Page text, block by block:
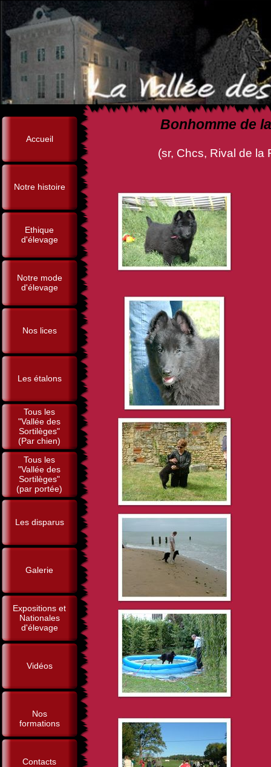
Accueil
Notre histoire
Ethique
d'élevage
Notre mode
d'élevage
Nos lices
Les étalons
Tous les
"Vallée des
Sortilèges"
(Par chien)
Tous les
"Vallée des
Sortilèges"
(par portée)
Les disparus
Galerie
Expositions et
Nationales
d'élevage
Vidéos
Nos
formations
Contacts
Bonhomme de
(sr, Chcs, Rival de la